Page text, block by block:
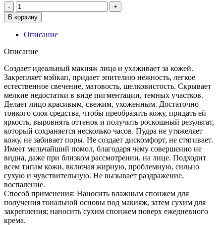
Количество
товара
[The
history
whoo]Пудра
History
of
Whoo
Gongjinhyang:Mi
Luxury
Two
way
Pact
SPF30/PA++
№
1,13
г
В корзину
Описание
Описание
Создает идеальный макияж лица и ухаживает за кожей.
Закрепляет мэйкап, придает эпителию нежность, легкое
естественное свечение, матовость, шелковистость. Скрывает
мелкие недостатки в виде пигментации, темных участков.
Делает лицо красивым, свежим, ухоженным. Достаточно
тонкого слоя средства, чтобы преобразить кожу, придать ей
яркость, выровнять оттенок и получить роскошный результат,
который сохраняется несколько часов. Пудра не утяжеляет
кожу, не забивает поры. Не создает дискомфорт, не стягивает.
Имеет мельчайший помол, благодаря чему совершенно не
видна, даже при близком рассмотрении, на лице. Подходит
всем типам кожи, включая жирную, проблемную, сильно
сухую и чувствительную. Не вызывает раздражение,
воспаление.
Способ применения: Наносить влажным спонжем для
получения тональной основы под макияж, затем сухим для
закрепления; наносить сухим спонжем поверх ежедневного
крема.